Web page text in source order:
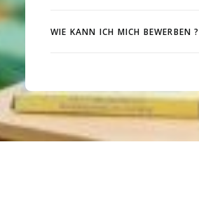
WIE KANN ICH MICH BEWERBEN ?